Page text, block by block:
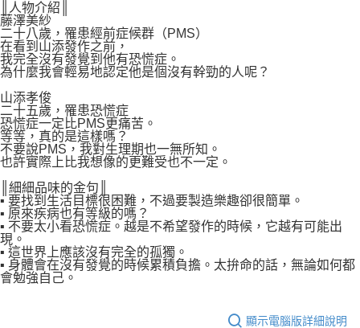
║人物介紹║
藤澤美紗
二十八歲，罹患經前症候群（PMS）
在看到山添發作之前，
我完全沒有發覺到他有恐慌症。
為什麼我會輕易地認定他是個沒有幹勁的人呢？
山添孝俊
二十五歲，罹患恐慌症
恐慌症一定比PMS更痛苦。
等等，真的是這樣嗎？
不要說PMS，我對生理期也一無所知。
也許實際上比我想像的更難受也不一定。
║細細品味的金句║
▪ 要找到生活目標很困難，不過要製造樂趣卻很簡單。
▪ 原來疾病也有等級的嗎？
▪ 不要太小看恐慌症。越是不希望發作的時候，它越有可能出
現。
▪ 這世界上應該沒有完全的孤獨。
▪ 身體會在沒有發覺的時候累積負擔。太拚命的話，無論如何都
會勉強自己。
顯示電腦版詳細說明